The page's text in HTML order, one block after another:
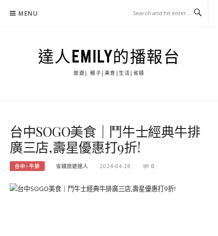
MENU
達人EMILY的播報台
旅遊| 親子|美食|生活|省錢
台中SOGO美食｜鬥牛士經典牛排
廣三店,壽星優惠打9折!
台中~牛排 省錢旅遊達人 2024-04-28 0